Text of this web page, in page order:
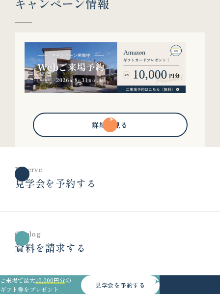
詳細を見る
Reserve
見学会を予約する
Catalog
資料を請求する
ご来場で最大10,000円分の
ギフト券をプレゼント
見学会を予約する